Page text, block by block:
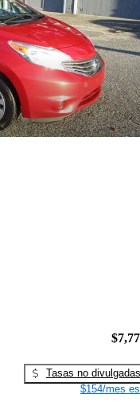
Tasas no divulgadas
$154/mes